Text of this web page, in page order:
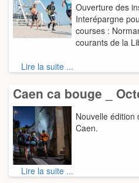
Ouverture des
Interépargne
courses :
courants de la
Lire la suite ...
Caen ca bouge _
Nouvelle édition
Caen.
Lire la suite ...